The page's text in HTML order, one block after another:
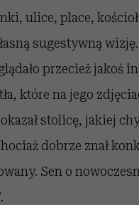
ulice, place,
sugestywną
przecież jakoś
które na jego
stolicę, jakiej
dobrze znał
Sen o